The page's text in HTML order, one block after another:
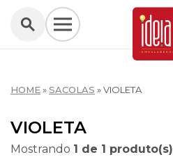
HOME»SACOLAS »VIOLETA
VIOLETA
Mostrando 1 de 1 produto(s)